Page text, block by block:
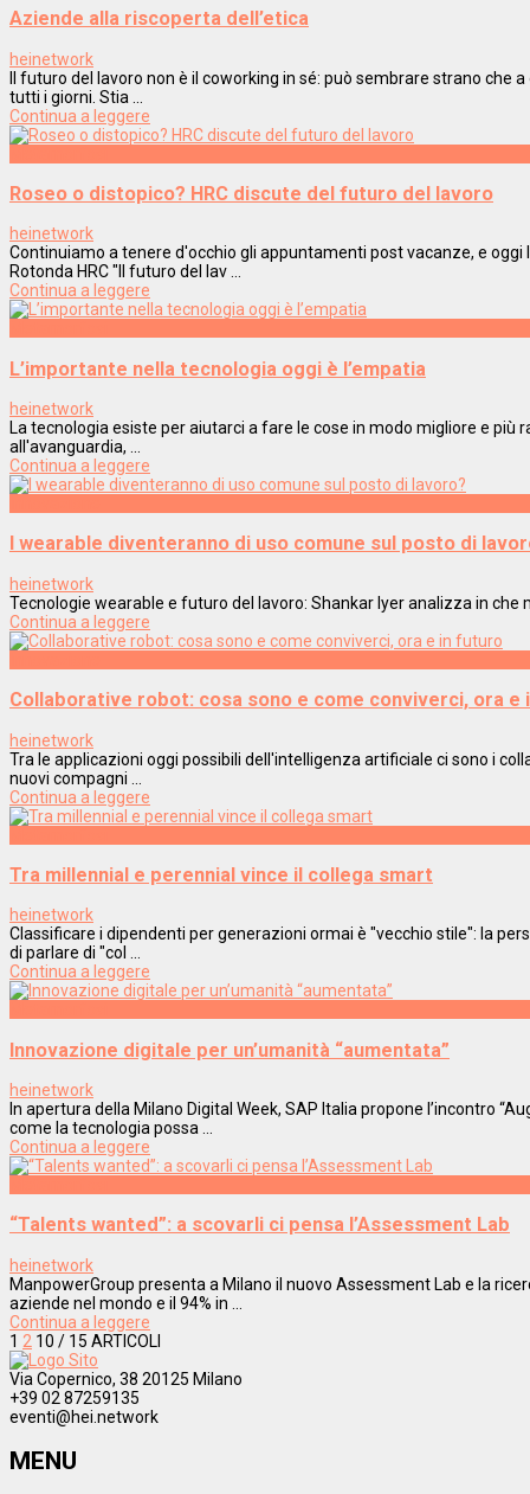
Aziende alla riscoperta dell’etica
heinetwork
Il futuro del lavoro non è il coworking in sé: può sembrare strano che
tutti i giorni. Stia ...
Continua a leggere
Roseo o distopico? HRC discute del futuro del lavoro
heinetwork
Continuiamo a tenere d'occhio gli appuntamenti post vacanze, e
Rotonda HRC "Il futuro del lav ...
Continua a leggere
L’importante nella tecnologia oggi è l’empatia
heinetwork
La tecnologia esiste per aiutarci a fare le cose in modo migliore e
all'avanguardia, ...
Continua a leggere
I wearable diventeranno di uso comune sul posto di
heinetwork
Tecnologie wearable e futuro del lavoro: Shankar Iyer analizza in
Continua a leggere
Collaborative robot: cosa sono e come conviverci, ora e
heinetwork
Tra le applicazioni oggi possibili dell'intelligenza artificiale ci sono i
nuovi compagni ...
Continua a leggere
Tra millennial e perennial vince il collega smart
heinetwork
Classificare i dipendenti per generazioni ormai è "vecchio stile": la
di parlare di "col ...
Continua a leggere
Innovazione digitale per un’umanità “aumentata”
heinetwork
In apertura della Milano Digital Week, SAP Italia propone l’incontro
come la tecnologia possa ...
Continua a leggere
“Talents wanted”: a scovarli ci pensa l’Assessment Lab
heinetwork
ManpowerGroup presenta a Milano il nuovo Assessment Lab e la
aziende nel mondo e il 94% in ...
Continua a leggere
1 2 10 / 15 ARTICOLI
Via Copernico, 38 20125 Milano
+39 02 87259135
eventi@hei.network
MENU